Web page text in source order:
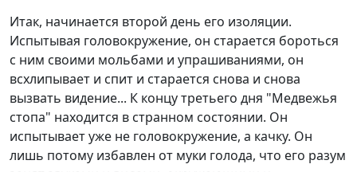
Итак, начинается второй день его изоляции.
Испытывая головокружение, он старается бороться
с ним своими мольбами и упрашиваниями, он
всхлипывает и спит и старается снова и снова
вызвать видение... К концу третьего дня "Медвежья
стопа" находится в странном состоянии. Он
испытывает уже не головокружение, а качку. Он
лишь потому избавлен от муки голода, что его разум